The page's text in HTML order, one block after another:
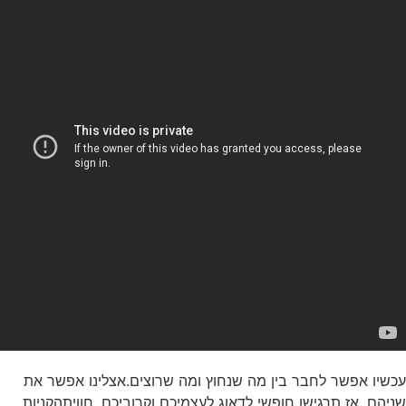
עכשיו אפשר לחבר בין מה שנחוץ ומה שרוצים.אצלינו אפשר את
שניהם. אז תרגישו חופשי לדאוג לעצמיכם וקרוביכם. חוויתהקניות